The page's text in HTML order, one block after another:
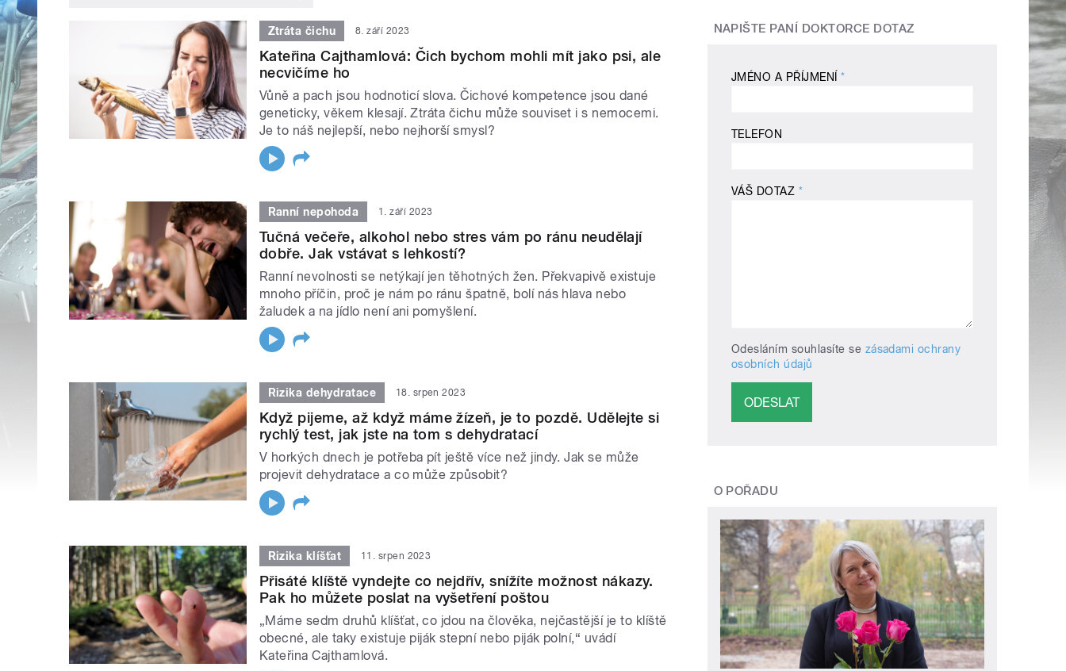
Ztráta čichu 8. září 2023
Kateřina Cajthamlová: Čich bychom mohli mít jako psi, ale
necvičíme ho
Vůně a pach jsou hodnoticí slova. Čichové kompetence jsou dané
geneticky, věkem klesají. Ztráta čichu může souviset i s nemocemi.
Je to náš nejlepší, nebo nejhorší smysl?
Ranní nepohoda 1. září 2023
Tučná večeře, alkohol nebo stres vám po ránu neudělají
dobře. Jak vstávat s lehkostí?
Ranní nevolnosti se netýkají jen těhotných žen. Překvapivě existuje
mnoho příčin, proč je nám po ránu špatně, bolí nás hlava nebo
žaludek a na jídlo není ani pomyšlení.
Rizika dehydratace 18. srpen 2023
Když pijeme, až když máme žízeň, je to pozdě. Udělejte si
rychlý test, jak jste na tom s dehydratací
V horkých dnech je potřeba pít ještě více než jindy. Jak se může
projevit dehydratace a co může způsobit?
Rizika klíšťat 11. srpen 2023
Přisáté klíště vyndejte co nejdřív, snížíte možnost nákazy.
Pak ho můžete poslat na vyšetření poštou
„Máme sedm druhů klíšťat, co jdou na člověka, nejčastější je to klíště
obecné, ale taky existuje piják stepní nebo piják polní,“ uvádí
Kateřina Cajthamlová.
NAPIŠTE PANÍ DOKTORCE DOTAZ
JMÉNO A PŘÍJMENÍ*
TELEFON
VÁŠ DOTAZ *
Odesláním souhlasíte se zásadami ochrany
osobních údajů
O POŘADU